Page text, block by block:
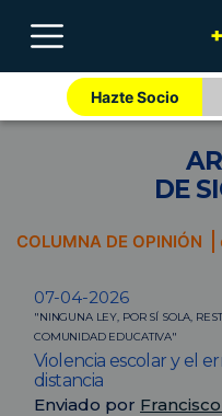
Hazte Socio
DE
COLUMNA DE OPINIÓN
07-04-2026
"NINGUNA LEY, POR SÍ SOLA,
COMUNIDAD EDUCATIVA"
Violencia escolar y el
distancia
Enviado por